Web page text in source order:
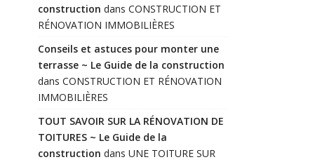
construction dans CONSTRUCTION ET
RÉNOVATION IMMOBILIÈRES
Conseils et astuces pour monter une
terrasse ~ Le Guide de la construction
dans CONSTRUCTION ET RÉNOVATION
IMMOBILIÈRES
TOUT SAVOIR SUR LA RÉNOVATION DE
TOITURES ~ Le Guide de la
construction dans UNE TOITURE SUR